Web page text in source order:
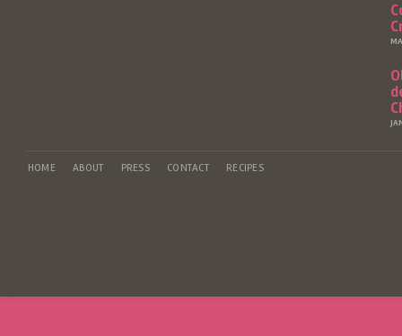
HOME ABOUT PRESS CONTACT RECIPES